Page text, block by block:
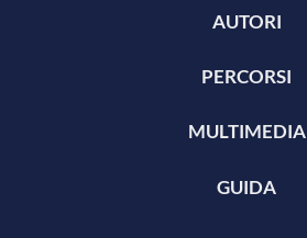
AUTORI
PERCORSI
MULTIMEDIA
GUIDA